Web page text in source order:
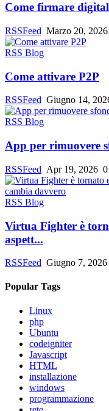
Come firmare
RSSFeed Marzo 20, 2026
RSS Blog
Come attivare P2P
RSSFeed Giugno 14,
RSS Blog
App per rimuovere
RSSFeed Apr 19, 2026 0
RSS Blog
Virtua Fighter è
aspett...
RSSFeed Giugno 7, 2026
Popular Tags
Linux
php
Ubuntu
codeigniter
Javascript
HTML
installazione
windows
programmazione